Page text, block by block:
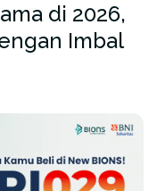
di 2026,
Imbal